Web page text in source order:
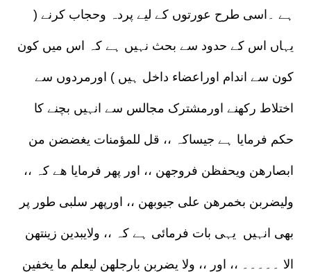
ہے ۔اسی طرح عورتوں کے لیے پردہ وحجاب کرنے (
یہاں اس کے حدود سے بحث نہیں ہے کہ اس میں کون
کون سے اندام اوراعضاء داخل ہیں ) اورمردوں سے
اختلاط رکھنے اورمشترک مجالس سے انہیں بچنے کا
حکم فرمایا ہے جیساکہ ،، قل للمؤمنات یغضضن من
ابصارھن ویحفظن فروجھن ،، اور پھر فرمایا ھے کہ ،،
ولیضربن بخمرھن علی جیوبھن ،، اورپھر سلبی طور پر
بھی انہیں یہی بات فرمائی ہے کہ ،، ولایبدین زینتھن
الا ۔۔۔۔۔ ،، اور ،، ولا یضربن بارجلھن لیعلم ما یخفین